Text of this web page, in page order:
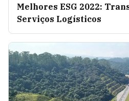
Melhores ESG 2022:
Serviços Logísticos